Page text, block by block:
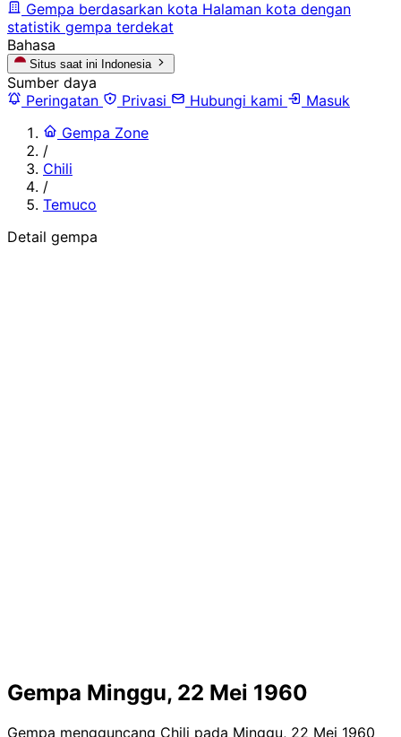
Gempa berdasarkan kota Halaman kota dengan
statistik gempa terdekat
Bahasa
Situs saat ini Indonesia
Sumber daya
Peringatan
Privasi Hubungi kami
Masuk
Gempa Zone
/
Chili
/
Temuco
Detail gempa
Gempa Minggu, 22 Mei 1960
Gempa mengguncang Chili pada Minggu, 22 Mei 1960